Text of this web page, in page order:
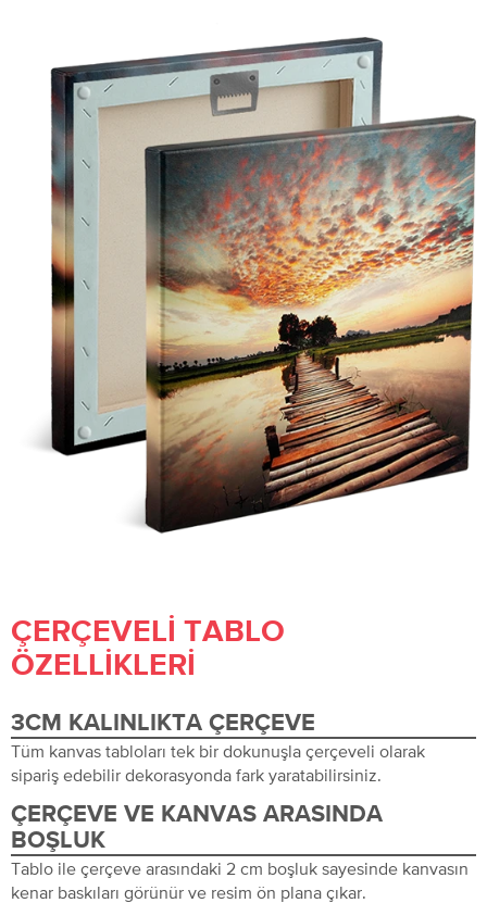
ÇERÇEVELI TABLO
ÖZELLIKLERI
3CM KALINLIKTA ÇERÇEVE
Tüm kanvas tabloları tek bir dokunuşla çerçeveli olarak
sipariş edebilir dekorasyonda fark yaratabilirsiniz.
ÇERÇEVE VE KANVAS ARASINDA
BOŞLUK
Tablo ile çerçeve arasındaki 2 cm boşluk sayesinde kanvasın
kenar baskıları görünür ve resim ön plana çıkar.